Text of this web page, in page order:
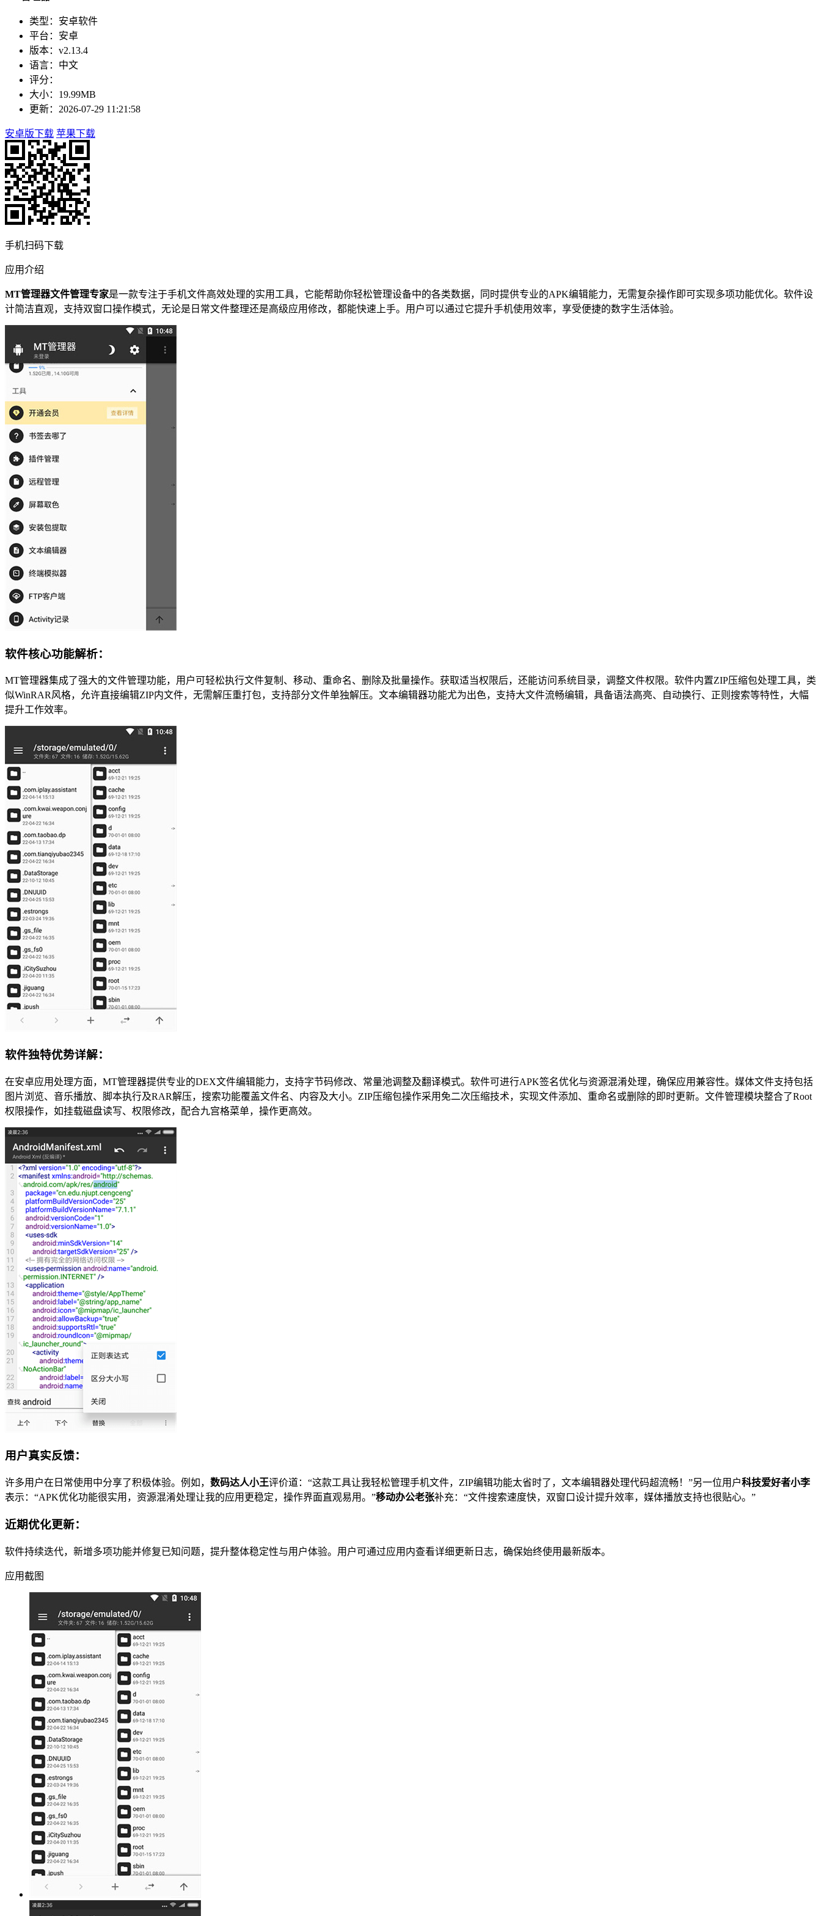
类型：安卓软件
平台：安卓
版本：v2.13.4
语言：中文
评分：
大小：19.99MB
更新：2026-07-29 11:21:58
安卓版下载 苹果下载
手机扫码下载
应用介绍
MT管理器文件管理专家是一款专注于手机文件高效处理的实用工具，它能帮助你轻松管理设备中的各类数据，同时提供专业的APK编辑能力，无需复杂操作即可实现多项功能优化。软件设
计简洁直观，支持双窗口操作模式，无论是日常文件整理还是高级应用修改，都能快速上手。用户可以通过它提升手机使用效率，享受便捷的数字生活体验。
软件核心功能解析：
MT管理器集成了强大的文件管理功能，用户可轻松执行文件复制、移动、重命名、删除及批量操作。获取适当权限后，还能访问系统目录，调整文件权限。软件内置ZIP压缩包处理工具，类
似WinRAR风格，允许直接编辑ZIP内文件，无需解压重打包，支持部分文件单独解压。文本编辑器功能尤为出色，支持大文件流畅编辑，具备语法高亮、自动换行、正则搜索等特性，大幅
提升工作效率。
软件独特优势详解：
在安卓应用处理方面，MT管理器提供专业的DEX文件编辑能力，支持字节码修改、常量池调整及翻译模式。软件可进行APK签名优化与资源混淆处理，确保应用兼容性。媒体文件支持包括
图片浏览、音乐播放、脚本执行及RAR解压，搜索功能覆盖文件名、内容及大小。ZIP压缩包操作采用免二次压缩技术，实现文件添加、重命名或删除的即时更新。文件管理模块整合了Root
权限操作，如挂载磁盘读写、权限修改，配合九宫格菜单，操作更高效。
用户真实反馈：
许多用户在日常使用中分享了积极体验。例如， 数码达人小王评价道：“这款工具让我轻松管理手机文件，ZIP编辑功能太省时了，文本编辑器处理代码超流畅！”另一位用户科技爱好者小李
表示：“APK优化功能很实用，资源混淆处理让我的应用更稳定，操作界面直观易用。”移动办公老张补充：“文件搜索速度快，双窗口设计提升效率，媒体播放支持也很贴心。”
近期优化更新：
软件持续迭代，新增多项功能并修复已知问题，提升整体稳定性与用户体验。用户可通过应用内查看详细更新日志，确保始终使用最新版本。
应用截图